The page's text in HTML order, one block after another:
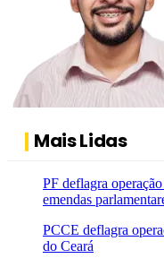
Mais Lidas
PF deflagra
emendas
PCCE deflagra
do Ceará